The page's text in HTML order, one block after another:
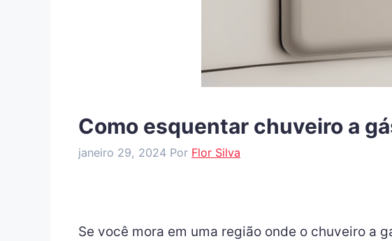
Como esquentar chuveiro a
janeiro 29, 2024 Por Flor Silva
Se você mora em uma região onde o chuveiro a